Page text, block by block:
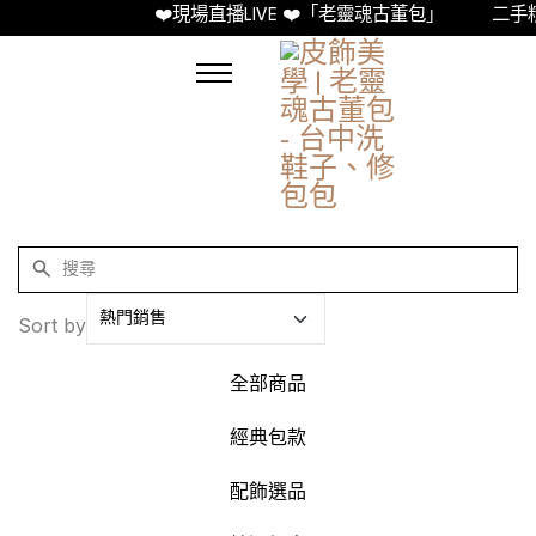
❤️現場直播LIVE ❤️「老靈魂古董包」 二手
Sort by
全部商品
經典包款
配飾選品